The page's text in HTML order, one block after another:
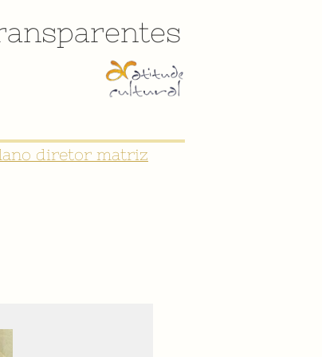
DE SÃO JOÃO DEL-REI"
diretor matriz